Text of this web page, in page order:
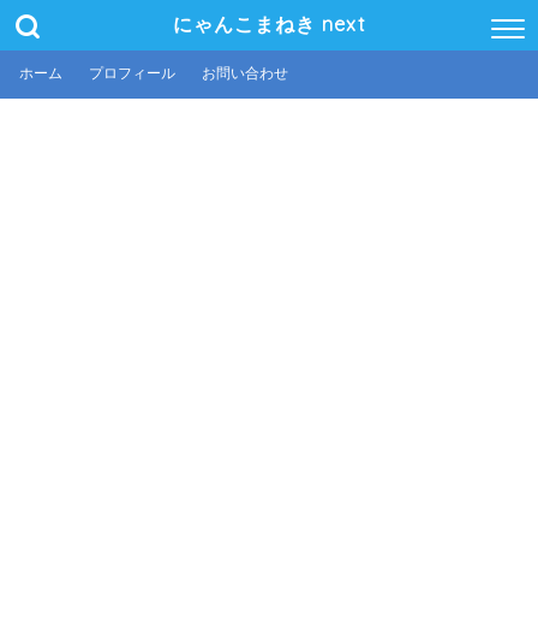
にゃんこまねき next
ホーム プロフィール お問い合わせ